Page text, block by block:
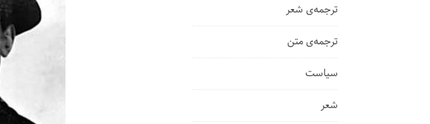
ترجمه‌ی شعر
ترجمه‌ی متن
سیاست
شعر